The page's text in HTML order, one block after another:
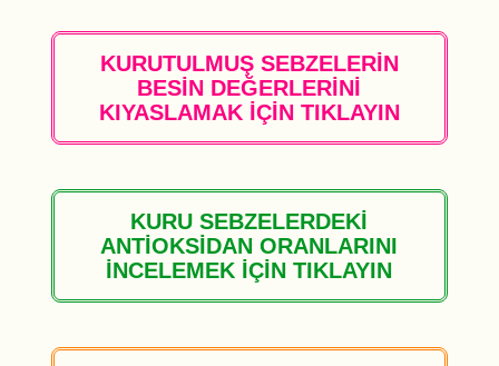
KURUTULMUŞ SEBZELERİN
BESİN DEĞERLERİNİ
KIYASLAMAK İÇİN TIKLAYIN
KURU SEBZELERDEKİ
ANTİOKSİDAN ORANLARINI
İNCELEMEK İÇİN TIKLAYIN